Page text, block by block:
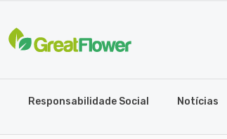
Responsabilidade Social Notícias